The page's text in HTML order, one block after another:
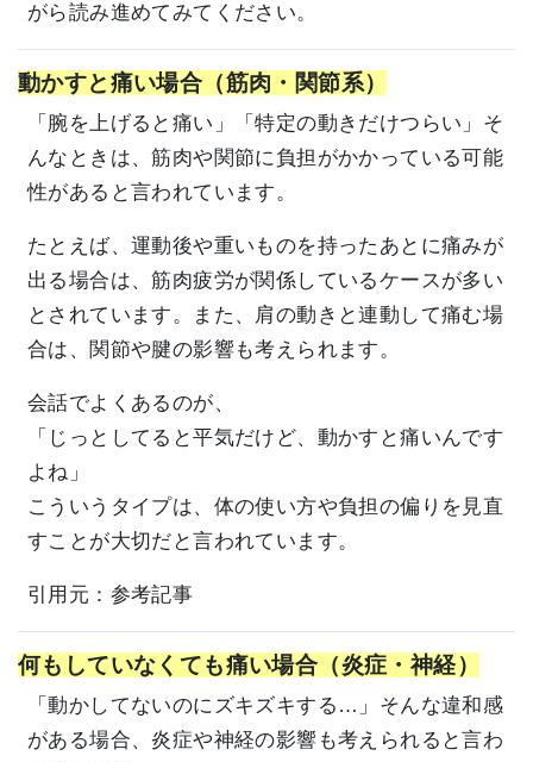
がら読み進めてみてください。
動かすと痛い場合（筋肉・関節系）
「腕を上げると痛い」「特定の動きだけつらい」そ
んなときは、筋肉や関節に負担がかかっている可能
性があると言われています。
たとえば、運動後や重いものを持ったあとに痛みが
出る場合は、筋肉疲労が関係しているケースが多い
とされています。また、肩の動きと連動して痛む場
合は、関節や腱の影響も考えられます。
会話でよくあるのが、
「じっとしてると平気だけど、動かすと痛いんです
よね」
こういうタイプは、体の使い方や負担の偏りを見直
すことが大切だと言われています。
引用元： 参考記事
何もしていなくても痛い場合（炎症・神経）
「動かしてないのにズキズキする…」そんな違和感
がある場合、炎症や神経の影響も考えられると言わ